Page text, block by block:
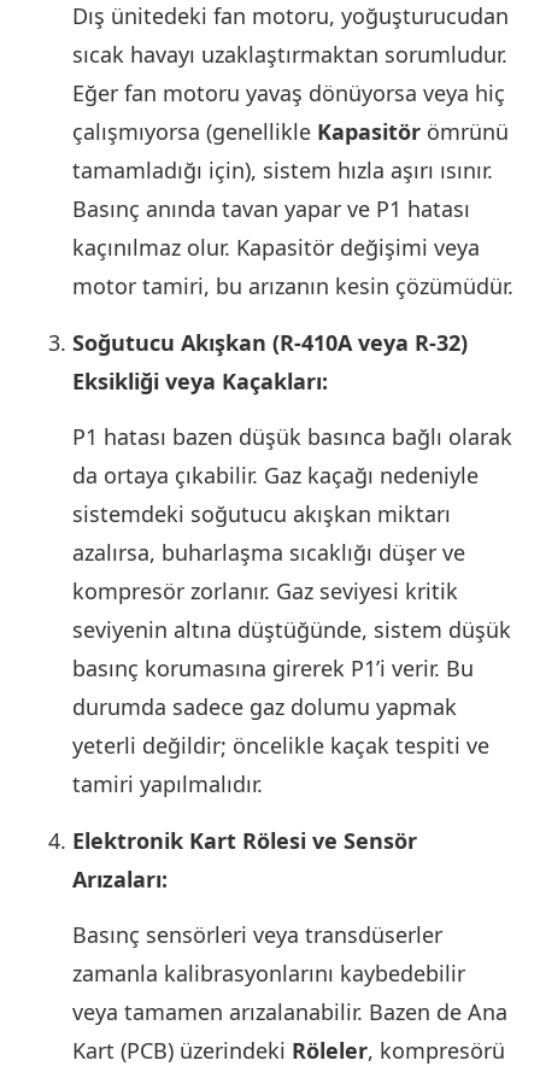
Dış ünitedeki fan motoru, yoğuşturucudan
sıcak havayı uzaklaştırmaktan sorumludur.
Eğer fan motoru yavaş dönüyorsa veya hiç
çalışmıyorsa (genellikle Kapasitör ömrünü
tamamladığı için), sistem hızla aşırı ısınır.
Basınç anında tavan yapar ve P1 hatası
kaçınılmaz olur. Kapasitör değişimi veya
motor tamiri, bu arızanın kesin çözümüdür.
Soğutucu Akışkan (R-410A veya R-32)
Eksikliği veya Kaçakları:
P1 hatası bazen düşük basınca bağlı olarak
da ortaya çıkabilir. Gaz kaçağı nedeniyle
sistemdeki soğutucu akışkan miktarı
azalırsa, buharlaşma sıcaklığı düşer ve
kompresör zorlanır. Gaz seviyesi kritik
seviyenin altına düştüğünde, sistem düşük
basınç korumasına girerek P1’i verir. Bu
durumda sadece gaz dolumu yapmak
yeterli değildir; öncelikle kaçak tespiti ve
tamiri yapılmalıdır.
Elektronik Kart Rölesi ve Sensör
Arızaları:
Basınç sensörleri veya transdüserler
zamanla kalibrasyonlarını kaybedebilir
veya tamamen arızalanabilir. Bazen de Ana
Kart (PCB) üzerindeki Röleler, kompresörü